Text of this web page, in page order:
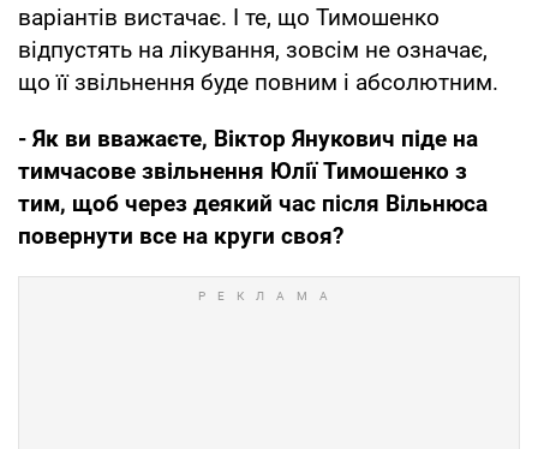
варіантів вистачає. І те, що Тимошенко
відпустять на лікування, зовсім не означає,
що її звільнення буде повним і абсолютним.
- Як ви вважаєте, Віктор Янукович піде на
тимчасове звільнення Юлії Тимошенко з
тим, щоб через деякий час після Вільнюса
повернути все на круги своя?